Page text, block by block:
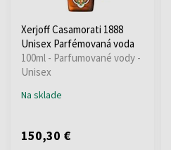
Xerjoff Casamorati 1888
Unisex Parfémovaná voda
100ml - Parfumované vody -
Unisex
Na sklade
150,30 €